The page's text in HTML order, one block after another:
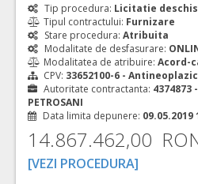
Tip procedura: Licitatie
Tipul contractului: Furnizare
Stare procedura: Atribuita
Modalitate de desfasurare:
Modalitatea de atribuire: Acord-
CPV: 33652100-6 -
Autoritate contractanta: 4374873
PETROSANI
Data limita depunere: 09.05.2019
14.867.462,00
[VEZI PROCEDURA]